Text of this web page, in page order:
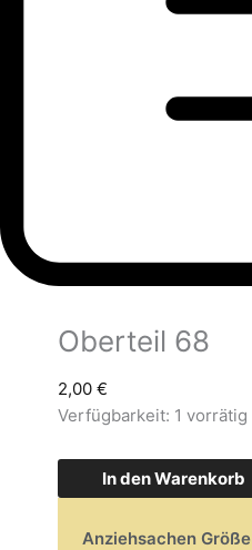
Oberteil 68
2,00 €
Verfügbarkeit: 1 vorrätig
In den Warenkorb
Anziehsachen Größe